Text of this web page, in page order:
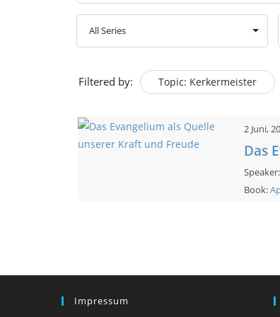
Filtered by: Topic: Kerkermeister
2 Juni,
Das
Speaker:
Book:
Impressum